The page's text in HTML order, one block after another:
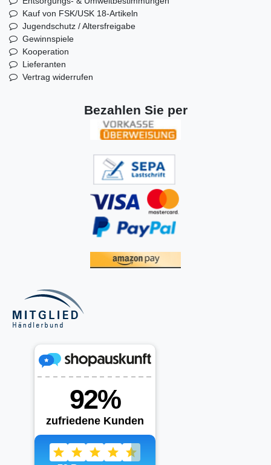
Kauf von FSK/USK 18-Artikeln
Jugendschutz / Altersfreigabe
Gewinnspiele
Kooperation
Lieferanten
Vertrag widerrufen
Bezahlen Sie per